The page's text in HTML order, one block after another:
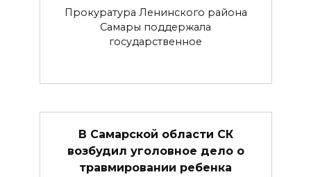
Прокуратура Ленинского района
Самары поддержала
государственное
В Самарской области СК
возбудил уголовное дело о
травмировании ребенка